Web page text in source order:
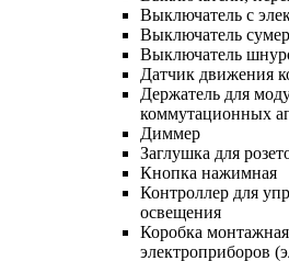
Выключатель с
Выключатель
Выключатель
Датчик движения
Держатель для
коммутационных
Диммер
Заглушка для
Кнопка нажимная
Контроллер для
освещения
Коробка
электроприборов